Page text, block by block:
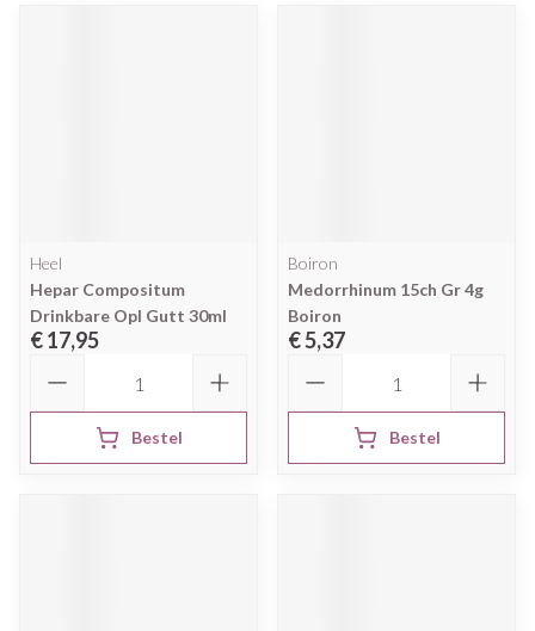
Heel
Hepar Compositum
Drinkbare Opl Gutt 30ml
€ 17,95
Bestel
Boiron
Medorrhinum 15ch Gr 4g
Boiron
€ 5,37
Bestel